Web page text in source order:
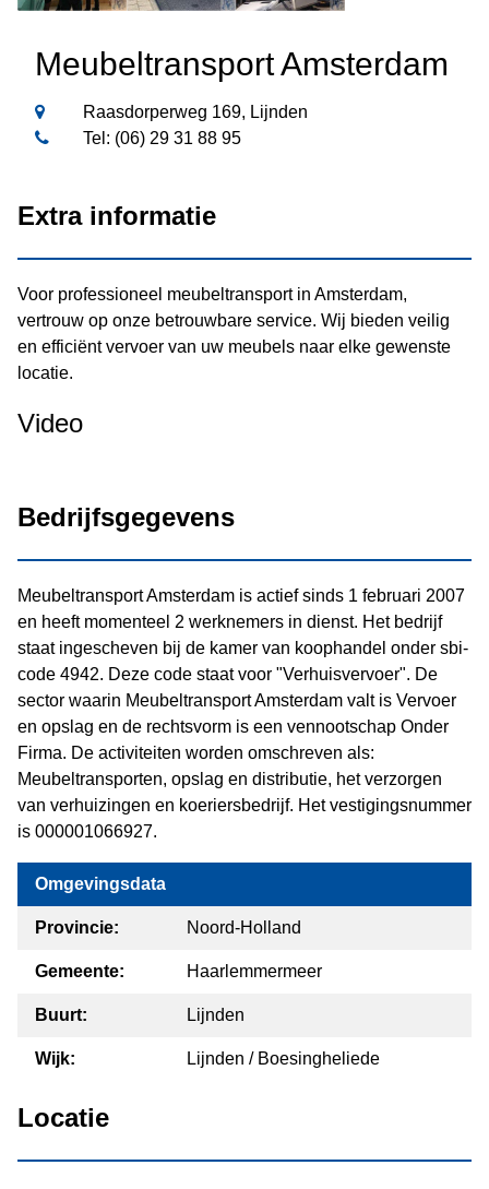
Meubeltransport Amsterdam
Raasdorperweg 169, Lijnden
Tel: (06) 29 31 88 95
Extra informatie
Voor professioneel meubeltransport in Amsterdam,
vertrouw op onze betrouwbare service. Wij bieden veilig
en efficiënt vervoer van uw meubels naar elke gewenste
locatie.
Video
Bedrijfsgegevens
Meubeltransport Amsterdam is actief sinds 1 februari 2007
en heeft momenteel 2 werknemers in dienst. Het bedrijf
staat ingescheven bij de kamer van koophandel onder sbi-
code 4942. Deze code staat voor "Verhuisvervoer". De
sector waarin Meubeltransport Amsterdam valt is Vervoer
en opslag en de rechtsvorm is een vennootschap Onder
Firma. De activiteiten worden omschreven als:
Meubeltransporten, opslag en distributie, het verzorgen
van verhuizingen en koeriersbedrijf. Het vestigingsnummer
is 000001066927.
Omgevingsdata
Provincie: Noord-Holland
Gemeente: Haarlemmermeer
Buurt: Lijnden
Wijk: Lijnden / Boesingheliede
Locatie